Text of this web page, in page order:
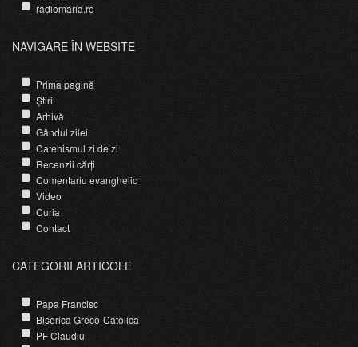
radiomaria.ro
NAVIGARE ÎN WEBSITE
Prima pagină
Știri
Arhivă
Gândul zilei
Catehismul zi de zi
Recenzii cărți
Comentariu evanghelic
Video
Curia
Contact
CATEGORII ARTICOLE
Papa Francisc
Biserica Greco-Catolica
PF Claudiu